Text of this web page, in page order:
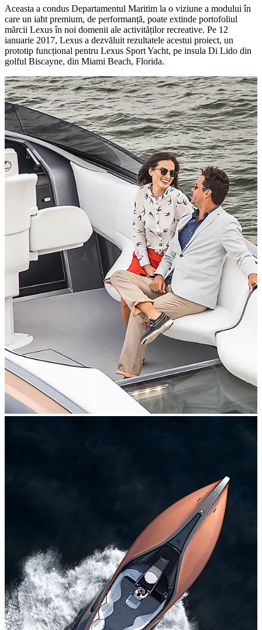
Aceasta a condus Departamentul Maritim la o viziune a modului în
care un iaht premium, de performanță, poate extinde portofoliul
mărcii Lexus în noi domenii ale activităților recreative. Pe 12
ianuarie 2017, Lexus a dezvăluit rezultatele acestui proiect, un
prototip funcțional pentru Lexus Sport Yacht, pe insula Di Lido din
golful Biscayne, din Miami Beach, Florida.